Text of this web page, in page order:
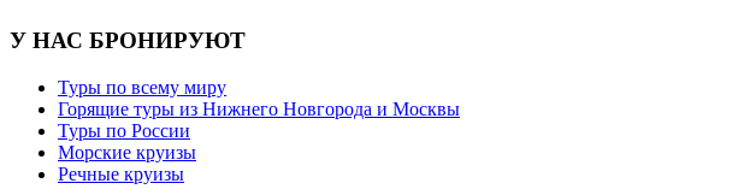
У НАС БРОНИРУЮТ
Туры по всему миру
Горящие туры из Нижнего Новгорода и Москвы
Туры по России
Морские круизы
Речные круизы